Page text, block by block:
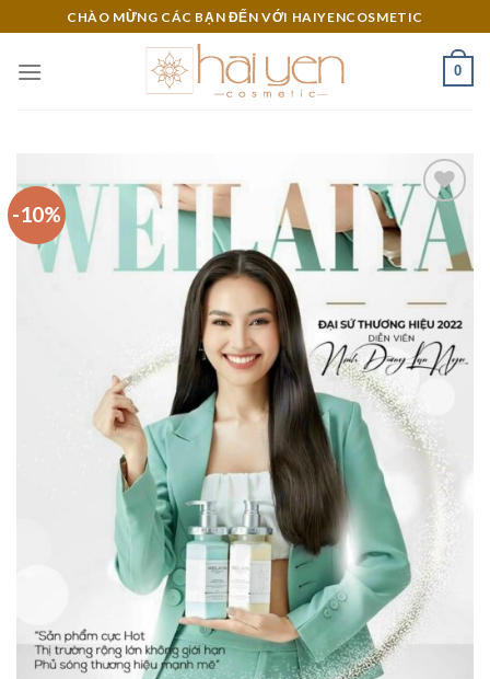
content
CHÀO MỪNG CÁC BẠN ĐẾN VỚI HAIYENCOSMETIC
0
-10%
Add to
Wishlist